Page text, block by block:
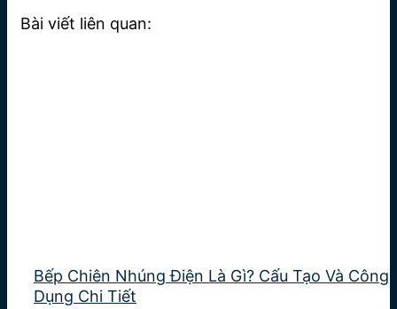
Bài viết liên quan:
Bếp Chiên Nhúng Điện Là Gì? Cấu Tạo Và Công
Dụng Chi Tiết